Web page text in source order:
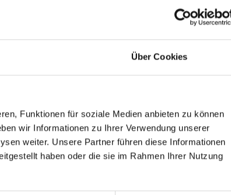
Über Cookies
Funktionen für soziale Medien anbieten zu können
wir Informationen zu Ihrer Verwendung unserer
weiter. Unsere Partner führen diese Informationen
haben oder die sie im Rahmen Ihrer Nutzung
Agrarpolitik
Gruppe 4